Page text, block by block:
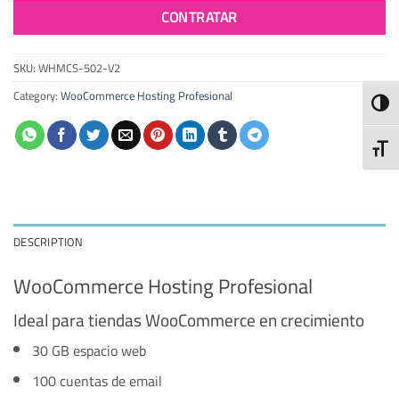
CONTRATAR
SKU:WHMCS-502-V2
Category:WooCommerce Hosting Profesional
DESCRIPTION
WooCommerce Hosting Profesional
Ideal para tiendas WooCommerce en crecimiento
30 GB espacio web
100 cuentas de email